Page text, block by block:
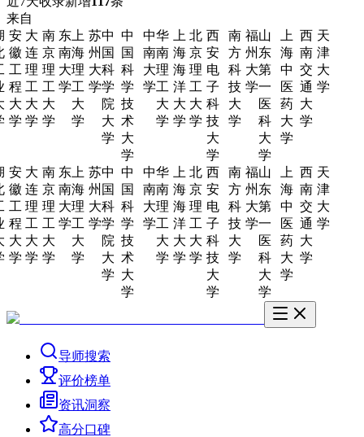
来自
安
徽
工
程
大
学
大
连
理
工
大
学
南
京
理
工
大
学
东
南
大
学
上
海
理
工
大
学
苏
州
大
学
中
国
科
学
院
大
学
中
国
科
学
技
术
大
学
中
南
大
学
华
南
理
工
大
学
上
海
海
洋
大
学
北
京
理
工
大
学
西
安
电
子
科
技
大
学
南
方
科
技
大
学
福
州
大
学
山
东
第
一
医
科
大
学
上
海
中
医
药
大
学
西
南
交
通
大
学
天
津
大
学
安
徽
工
程
大
学
大
连
理
工
大
学
南
京
理
工
大
学
东
南
大
学
上
海
理
工
大
学
苏
州
大
学
中
国
科
学
院
大
学
中
国
科
学
技
术
大
学
中
南
大
学
华
南
理
工
大
学
上
海
海
洋
大
学
北
京
理
工
大
学
西
安
电
子
科
技
大
学
南
方
科
技
大
学
福
州
大
学
山
东
第
一
医
科
大
学
上
海
中
医
药
大
学
西
南
交
通
大
学
天
津
大
学
导师搜索
评价榜单
资讯洞察
高分口碑